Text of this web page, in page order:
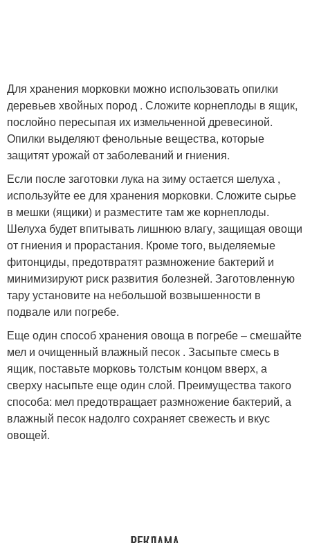
Для хранения морковки можно использовать опилки
деревьев хвойных пород . Сложите корнеплоды в ящик,
послойно пересыпая их измельченной древесиной.
Опилки выделяют фенольные вещества, которые
защитят урожай от заболеваний и гниения.
Если после заготовки лука на зиму остается шелуха ,
используйте ее для хранения морковки. Сложите сырье
в мешки (ящики) и разместите там же корнеплоды.
Шелуха будет впитывать лишнюю влагу, защищая овощи
от гниения и прорастания. Кроме того, выделяемые
фитонциды, предотвратят размножение бактерий и
минимизируют риск развития болезней. Заготовленную
тару установите на небольшой возвышенности в
подвале или погребе.
Еще один способ хранения овоща в погребе – смешайте
мел и очищенный влажный песок . Засыпьте смесь в
ящик, поставьте морковь толстым концом вверх, а
сверху насыпьте еще один слой. Преимущества такого
способа: мел предотвращает размножение бактерий, а
влажный песок надолго сохраняет свежесть и вкус
овощей.